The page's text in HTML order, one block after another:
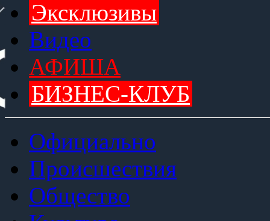
Эксклюзивы
Видео
АФИША
БИЗНЕС-КЛУБ
Официально
Происшествия
Общество